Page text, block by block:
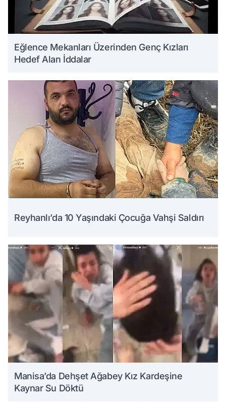
Eğlence Mekanları Üzerinden Genç Kızları
Hedef Alan İddalar
Reyhanlı’da 10 Yaşındaki Çocuğa Vahşi Saldırı
Manisa’da Dehşet Ağabey Kız Kardeşine
Kaynar Su Döktü